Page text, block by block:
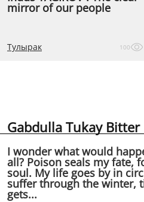
mirror of our people
Тулырак 100
Gabdulla Tukay
I wonder what would
all? Poison seals my fate,
soul. My life goes by in
suffer through the winter,
gets...